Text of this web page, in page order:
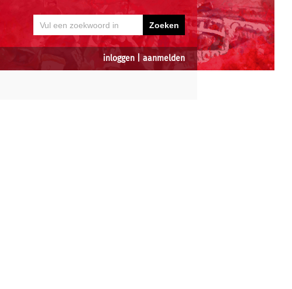
inloggen aanmelden